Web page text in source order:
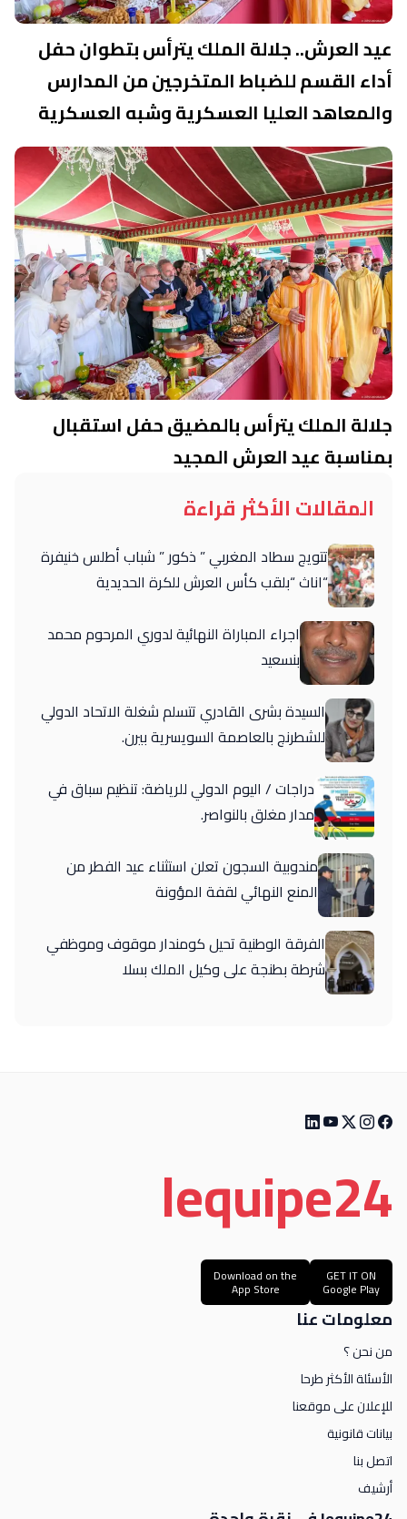
عيد العرش.. جلالة الملك يترأس بتطوان حفل
أداء القسم للضباط المتخرجين من المدارس
والمعاهد العليا العسكرية وشبه العسكرية
جلالة الملك يترأس بالمضيق حفل استقبال
بمناسبة عيد العرش المجيد
المقالات الأكثر قراءة
تتويج سطاد المغربي ” ذكور ” شباب أطلس خنيفرة
“اناث “بلقب كأس العرش للكرة الحديدية
اجراء المباراة النهائية لدوري المرحوم محمد
بنسعيد
السيدة بشرى القادري تتسلم شغلة الاتحاد الدولي
للشطرنج بالعاصمة السويسرية بيرن.
دراجات / اليوم الدولي للرياضة: تنظيم سباق في
مدار مغلق بالنواصر.
مندوبية السجون تعلن استثناء عيد الفطر من
المنع النهائي لقفة المؤونة
الفرقة الوطنية تحيل كومندار موقوف وموظفي
شرطة بطنجة على وكيل الملك بسلا
lequipe24
GET IT ON
Google Play
Download on the
App Store
معلومات عنا
من نحن ؟
الأسئلة الأكثر طرحا
للإعلان على موقعنا
بيانات قانونية
اتصل بنا
أرشيف